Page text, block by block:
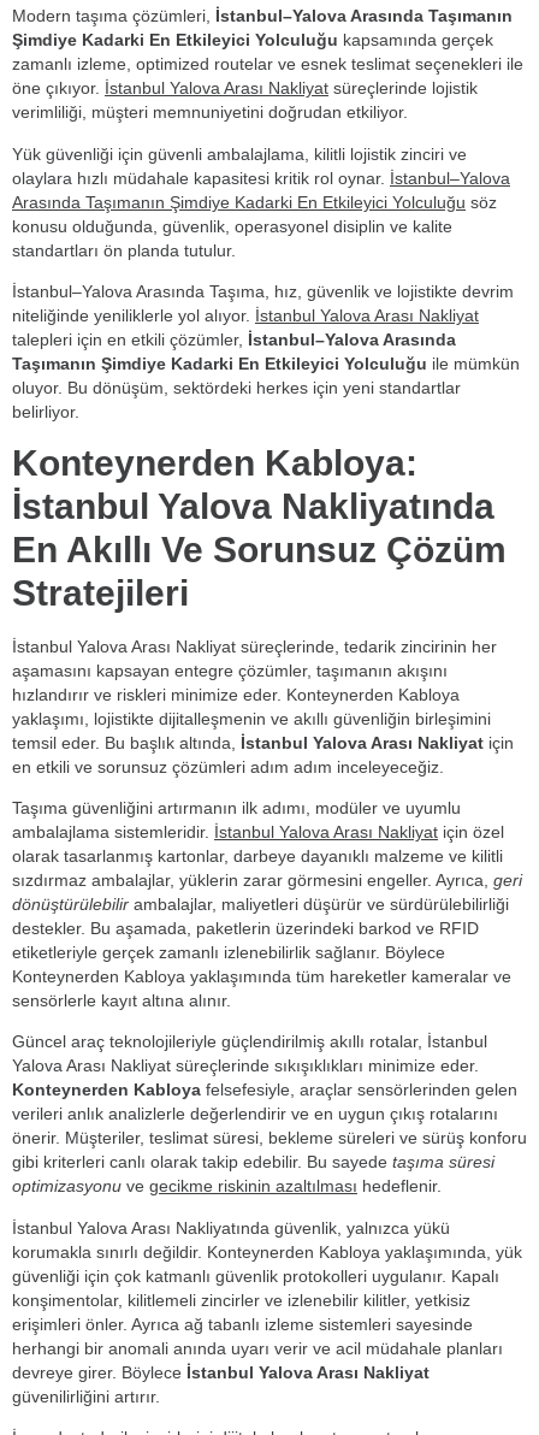
Modern taşıma çözümleri, İstanbul–Yalova Arasında Taşımanın
Şimdiye Kadarki En Etkileyici Yolculuğu kapsamında gerçek
zamanlı izleme, optimized routelar ve esnek teslimat seçenekleri ile
öne çıkıyor. İstanbul Yalova Arası Nakliyat süreçlerinde lojistik
verimliliği, müşteri memnuniyetini doğrudan etkiliyor.
Yük güvenliği için güvenli ambalajlama, kilitli lojistik zinciri ve
olaylara hızlı müdahale kapasitesi kritik rol oynar. İstanbul–Yalova
Arasında Taşımanın Şimdiye Kadarki En Etkileyici Yolculuğu söz
konusu olduğunda, güvenlik, operasyonel disiplin ve kalite
standartları ön planda tutulur.
İstanbul–Yalova Arasında Taşıma, hız, güvenlik ve lojistikte devrim
niteliğinde yeniliklerle yol alıyor. İstanbul Yalova Arası Nakliyat
talepleri için en etkili çözümler, İstanbul–Yalova Arasında
Taşımanın Şimdiye Kadarki En Etkileyici Yolculuğu ile mümkün
oluyor. Bu dönüşüm, sektördeki herkes için yeni standartlar
belirliyor.
Konteynerden Kabloya:
İstanbul Yalova Nakliyatında
En Akıllı Ve Sorunsuz Çözüm
Stratejileri
İstanbul Yalova Arası Nakliyat süreçlerinde, tedarik zincirinin her
aşamasını kapsayan entegre çözümler, taşımanın akışını
hızlandırır ve riskleri minimize eder. Konteynerden Kabloya
yaklaşımı, lojistikte dijitalleşmenin ve akıllı güvenliğin birleşimini
temsil eder. Bu başlık altında, İstanbul Yalova Arası Nakliyat için
en etkili ve sorunsuz çözümleri adım adım inceleyeceğiz.
Taşıma güvenliğini artırmanın ilk adımı, modüler ve uyumlu
ambalajlama sistemleridir. İstanbul Yalova Arası Nakliyat için özel
olarak tasarlanmış kartonlar, darbeye dayanıklı malzeme ve kilitli
sızdırmaz ambalajlar, yüklerin zarar görmesini engeller. Ayrıca, geri
dönüştürülebilir ambalajlar, maliyetleri düşürür ve sürdürülebilirliği
destekler. Bu aşamada, paketlerin üzerindeki barkod ve RFID
etiketleriyle gerçek zamanlı izlenebilirlik sağlanır. Böylece
Konteynerden Kabloya yaklaşımında tüm hareketler kameralar ve
sensörlerle kayıt altına alınır.
Güncel araç teknolojileriyle güçlendirilmiş akıllı rotalar, İstanbul
Yalova Arası Nakliyat süreçlerinde sıkışıklıkları minimize eder.
Konteynerden Kabloya felsefesiyle, araçlar sensörlerinden gelen
verileri anlık analizlerle değerlendirir ve en uygun çıkış rotalarını
önerir. Müşteriler, teslimat süresi, bekleme süreleri ve sürüş konforu
gibi kriterleri canlı olarak takip edebilir. Bu sayede taşıma süresi
optimizasyonu ve gecikme riskinin azaltılması hedeflenir.
İstanbul Yalova Arası Nakliyatında güvenlik, yalnızca yükü
korumakla sınırlı değildir. Konteynerden Kabloya yaklaşımında, yük
güvenliği için çok katmanlı güvenlik protokolleri uygulanır. Kapalı
konşimentolar, kilitlemeli zincirler ve izlenebilir kilitler, yetkisiz
erişimleri önler. Ayrıca ağ tabanlı izleme sistemleri sayesinde
herhangi bir anomali anında uyarı verir ve acil müdahale planları
devreye girer. Böylece İstanbul Yalova Arası Nakliyat
güvenilirliğini artırır.